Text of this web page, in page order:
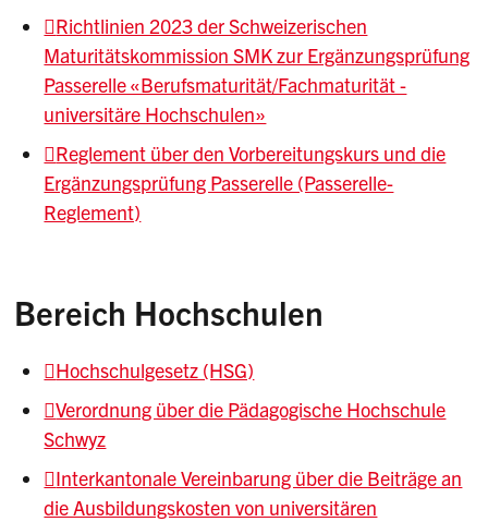
Richtlinien 2023 der Schweizerischen
Maturitätskommission SMK zur Ergänzungsprüfung
Passerelle «Berufsmaturität/Fachmaturität -
universitäre Hochschulen»
Reglement über den Vorbereitungskurs und die
Ergänzungsprüfung Passerelle (Passerelle-
Reglement)
Bereich Hochschulen
Hochschulgesetz (HSG)
Verordnung über die Pädagogische Hochschule
Schwyz
Interkantonale Vereinbarung über die Beiträge an
die Ausbildungskosten von universitären